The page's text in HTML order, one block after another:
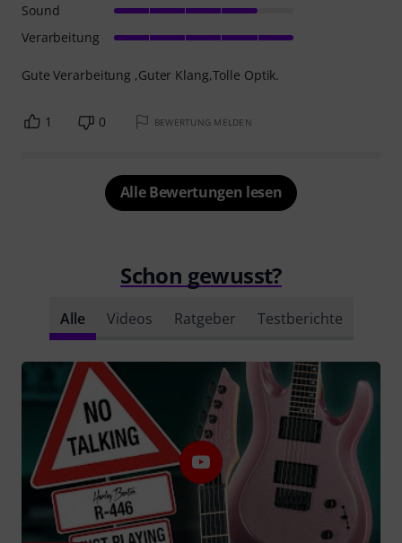
Gute Verarbeitung ,Guter Klang,Tolle Optik.
Sound
Verarbeitung
1 0 BEWERTUNG MELDEN
Alle Bewertungen lesen
Schon gewusst?
Alle Videos Ratgeber Testberichte